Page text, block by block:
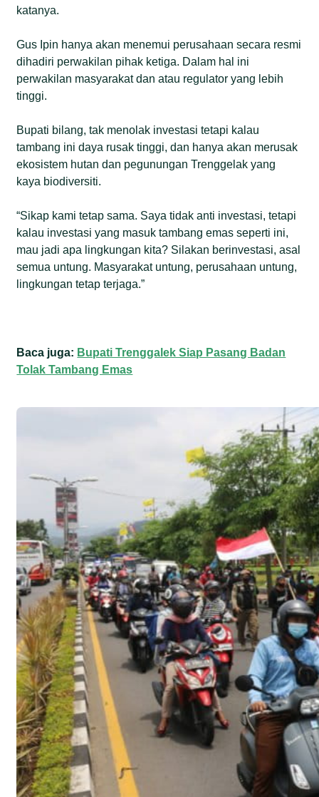
katanya.
Gus Ipin hanya akan menemui perusahaan secara resmi
dihadiri perwakilan pihak ketiga. Dalam hal ini
perwakilan masyarakat dan atau regulator yang lebih
tinggi.
Bupati bilang, tak menolak investasi tetapi kalau
tambang ini daya rusak tinggi, dan hanya akan merusak
ekosistem hutan dan pegunungan Trenggelak yang
kaya biodiversiti.
“Sikap kami tetap sama. Saya tidak anti investasi, tetapi
kalau investasi yang masuk tambang emas seperti ini,
mau jadi apa lingkungan kita? Silakan berinvestasi, asal
semua untung. Masyarakat untung, perusahaan untung,
lingkungan tetap terjaga.”
Baca juga: Bupati Trenggalek Siap Pasang Badan
Tolak Tambang Emas